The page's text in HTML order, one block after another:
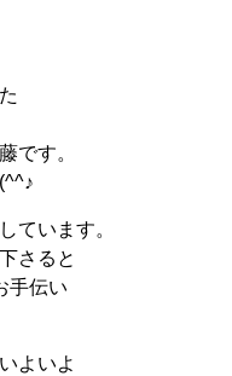
です。
ています。
さると
手伝い
よいよ